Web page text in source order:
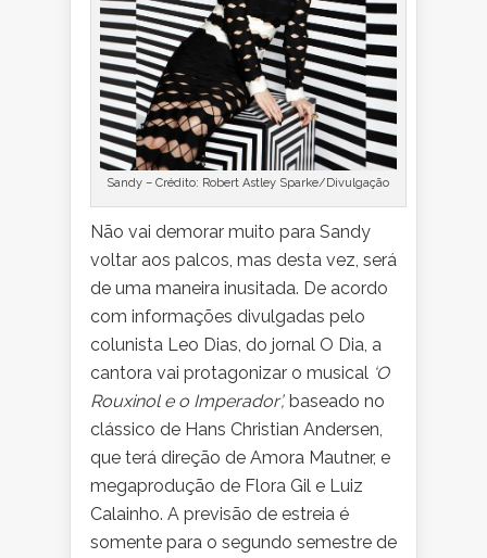
Sandy – Crédito: Robert Astley Sparke/Divulgação
Não vai demorar muito para Sandy
voltar aos palcos, mas desta vez, será
de uma maneira inusitada. De acordo
com informações divulgadas pelo
colunista Leo Dias, do jornal O Dia, a
cantora vai protagonizar o musical ‘O
Rouxinol e o Imperador’, baseado no
clássico de Hans Christian Andersen,
que terá direção de Amora Mautner, e
megaprodução de Flora Gil e Luiz
Calainho. A previsão de estreia é
somente para o segundo semestre de